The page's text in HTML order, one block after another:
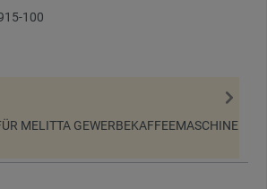
100
MELITTA GEWERBEKAFFEEMASCHINE